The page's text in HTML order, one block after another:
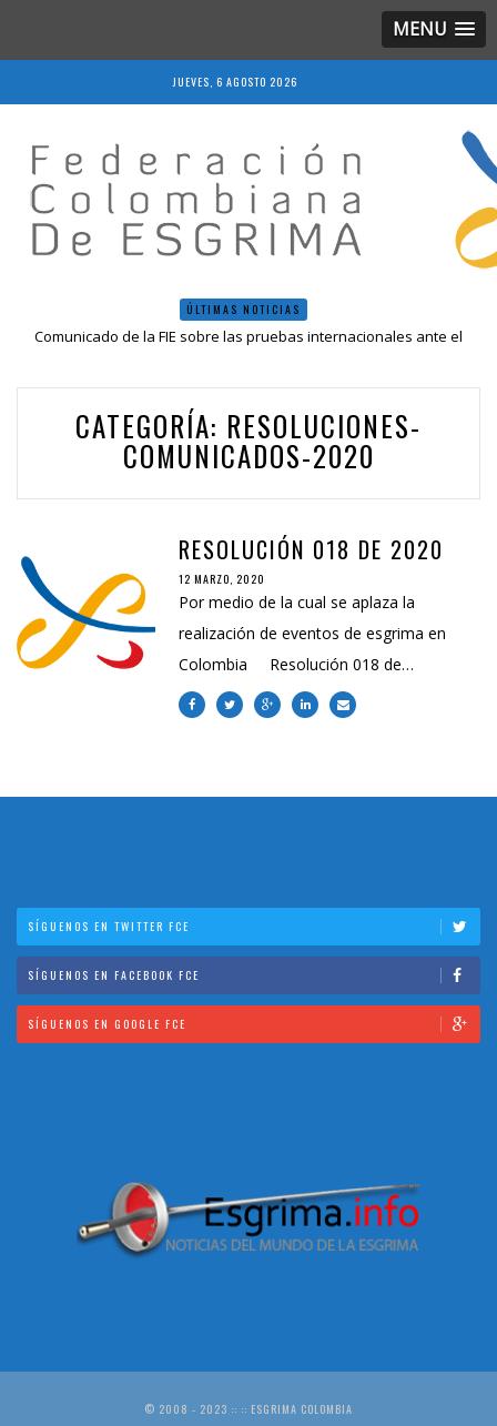
MENU
JUEVES, 6 AGOSTO 2026
ÚLTIMAS NOTICIAS
Comunicado de la FIE sobre las pruebas internacionales ante el
Resolución 027 2019
Epee Grand Prix 2023 – Cali, Colombia
CATEGORÍA: RESOLUCIONES-
COMUNICADOS-2020
RESOLUCIÓN 018 DE 2020
12 MARZO, 2020
Por medio de la cual se aplaza la
realización de eventos de esgrima en
Colombia Resolución 018 de…
SÍGUENOS EN TWITTER FCE
SÍGUENOS EN FACEBOOK FCE
SÍGUENOS EN GOOGLE FCE
© 2008 - 2023 :: :: ESGRIMA COLOMBIA